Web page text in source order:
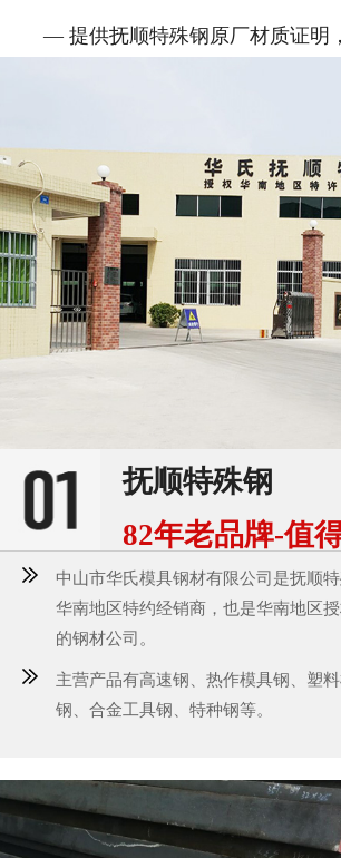
— 提供抚顺特殊钢原厂材质证明
抚顺特殊钢
82年老品牌-值
中山市华氏模具钢材有限公司是抚顺
华南地区特约经销商，也是华南地区
的钢材公司。
主营产品有高速钢、热作模具钢、塑
钢、合金工具钢、特种钢等。